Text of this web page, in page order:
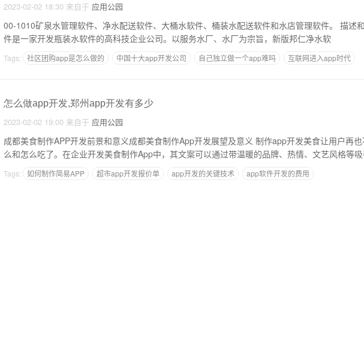
2023-02-02 18:30 来自于 应用公园
00-1010矿泉水管理软件、净水配送软件、大桶水软件、桶装水配送软件和水店管理软件。 描述和解释： 邦仁软
件是一家开发瓶装水软件的高科技企业公司。以服务水厂、水厂为宗旨，新版邦仁净水软
Tags: 社区团购app是怎么做的 中国十大app开发公司 自己独立做一个app难吗
互联网进入app时代
怎么做app开发,郑州app开发有多少
2023-02-02 19:00 来自于 应用公园
成都美食制作APP开发前景和意义成都美食制作App开发展望及意义 制作app开发美食让用户再也不用担心吃什
么和怎么吃了。在企业开发美食制作App中，其文案可以通过带温暖的品牌、热情、文艺风格等吸
Tags: 如何制作简易APP 超市app开发报价单 app开发的关键技术
app软件开发的费用